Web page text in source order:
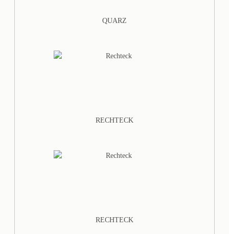
QUARZ
RECHTECK
RECHTECK